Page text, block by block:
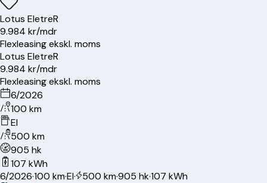
Lotus EletreR
9.984 kr/mdr
Flexleasing ekskl. moms
Lotus EletreR
9.984 kr/mdr
Flexleasing ekskl. moms
6/2026
100 km
El
500 km
905 hk
107 kWh
6/2026·100 km·El· 500 km·905 hk·107 kWh